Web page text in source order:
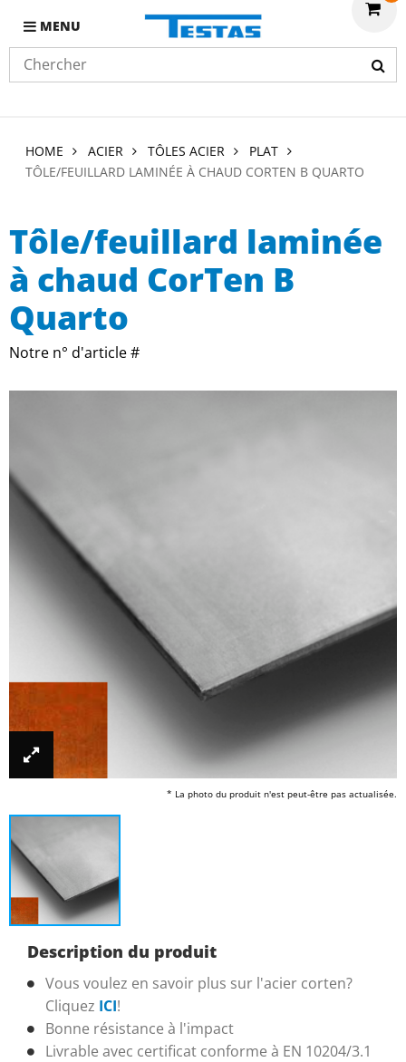
MENU
HOME ACIER TÔLES ACIER
PLAT
TÔLE/FEUILLARD LAMINÉE À CHAUD CORTEN B QUARTO
Tôle/feuillard laminée
à chaud CorTen B
Quarto
Notre n° d'article #
* La photo du produit n'est peut-être pas actualisée.
Description du produit
Vous voulez en savoir plus sur l'acier corten?
Cliquez ICI!
Bonne résistance à l'impact
Livrable avec certificat conforme à EN 10204/3.1